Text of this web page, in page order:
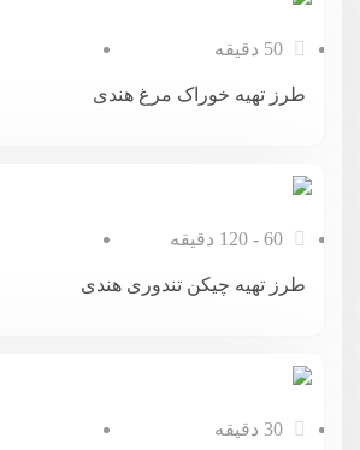
طرز تهیه خوراک مرغ هندی
طرز تهیه چیکن تندوری هندی